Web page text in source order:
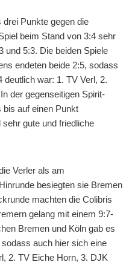
Punkte gegen die
beim Stand von 3:4 sehr
und 5:3. Die beiden Spiele
endeten beide 2:5, sodass
deutlich war: 1. TV Verl, 2.
der gegenseitigen Spirit-
bis auf einen Punkt
gute und friedliche
Verler als am
besiegten sie Bremen
machten die Colibris
gelang mit einem 9:7-
Bremen und Köln gab es
auch hier sich eine
2. TV Eiche Horn, 3. DJK